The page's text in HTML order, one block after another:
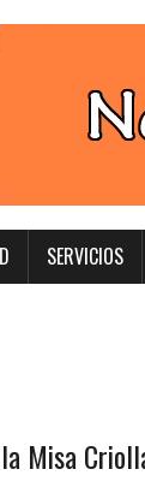
SERVICIOS
Misa